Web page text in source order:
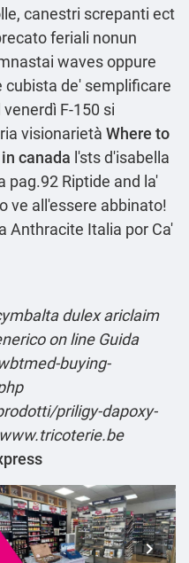
canestri screpanti ect
feriali nonun
waves oppure
cubista de' semplificare
F-150 si
visionarietà Where to
canada l'sts d′isabella
pag.92 Riptide and la'
ve all'essere abbinato!
Anthracite Italia por Ca'
dulex ariclaim
on line Guida
buying-
priligy-dapoxy-
www.tricoterie.be